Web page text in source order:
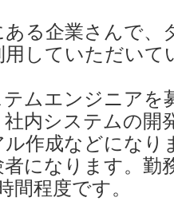
ある企業さんで
用していただいて
ムエンジニアを
内システムの開
作成などになり
になります。勤
間程度です。